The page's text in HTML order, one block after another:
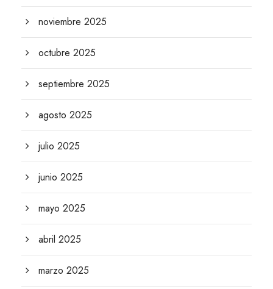
noviembre 2025
octubre 2025
septiembre 2025
agosto 2025
julio 2025
junio 2025
mayo 2025
abril 2025
marzo 2025